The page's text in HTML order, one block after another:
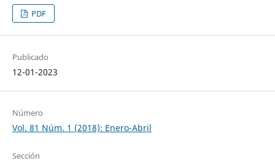
PDF
Publicado
12-01-2023
Número
Vol. 81 Núm. 1 (2018): Enero-Abril
Sección